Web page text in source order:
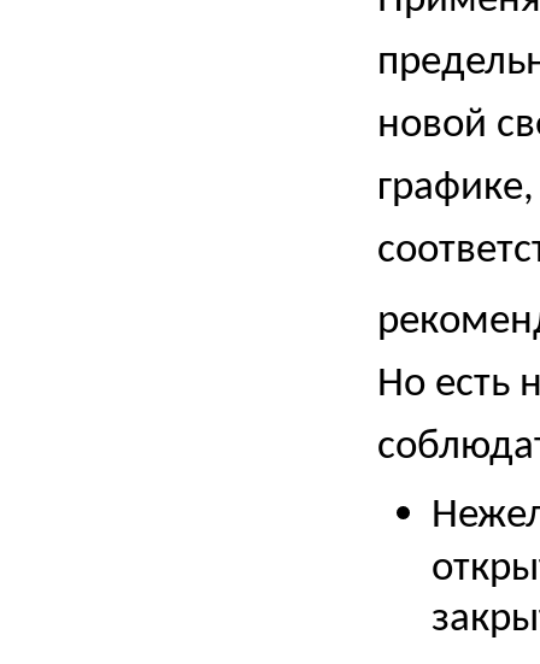
новой
Но есть